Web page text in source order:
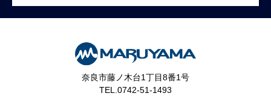
奈良市藤ノ木台1丁目8番1号
TEL.0742-51-1493